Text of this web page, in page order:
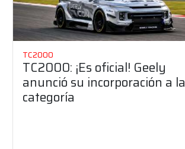
TC2000
TC2000: ¡Es oficial! Geely
anunció su incorporación a la
categoría